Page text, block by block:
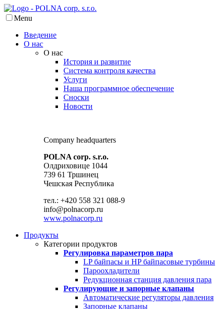
Menu
Введение
О нас
О нас
История и развитие
Система контроля качества
Услуги
Наша программное обеспечение
Сноски
Новости
Company headquarters
POLNA corp. s.r.o.
Олдриховице 1044
739 61 Тршинец
Чешская Республика
тел.: +420 558 321 088-9
info@polnacorp.ru
www.polnacorp.ru
Продукты
Категории продуктов
Регулировка параметров пара
LP байпасы и HP байпасовые турбины
Пароохладители
Редукционная станция давления пара
Регулирующие и запорные клапаны
Автоматические регуляторы давления
Запорные клапаны